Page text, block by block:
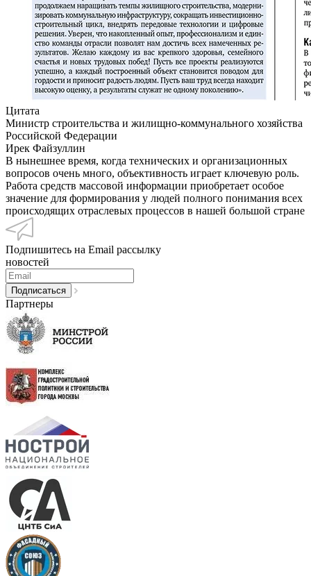
Цитата
Министр строительства и жилищно-коммунального хозяйства
Российской Федерации
Ирек Файзуллин
В нынешнее время, когда технических и организационных
вопросов очень много, объективность играет ключевую роль.
Работа средств массовой информации приобретает особое
значение для формирования у людей полного понимания всех
происходящих отраслевых процессов в нашей большой стране
Подпишитесь на Email рассылку
новостей
Партнеры